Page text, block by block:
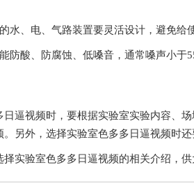
、电、气路装置要灵活设计，避免给使
、防腐蚀、低嗓音，通常嗓声小于55
频时，要根据实验室实验内容、场
。另外，选择实验室色多多日逼视频时
室色多多日逼视频的相关介绍，供大